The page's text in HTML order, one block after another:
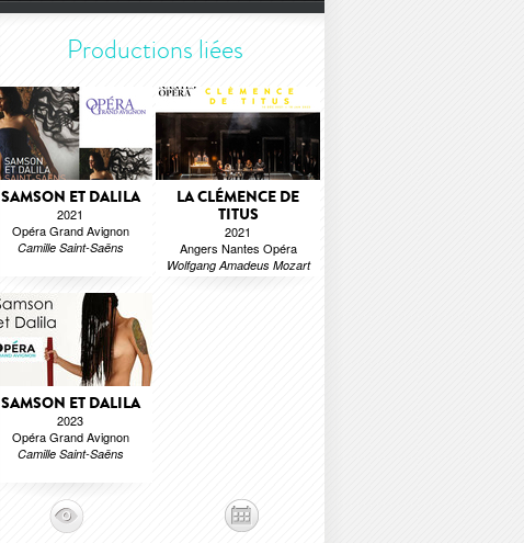
Productions liées
SAMSON ET DALILA
2021
Opéra Grand Avignon
Camille Saint-Saëns
LA CLÉMENCE DE
TITUS
2021
Angers Nantes Opéra
Wolfgang Amadeus Mozart
SAMSON ET DALILA
2023
Opéra Grand Avignon
Camille Saint-Saëns